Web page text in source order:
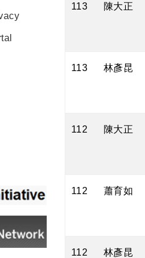
113 陳大正
113 林彥昆
112 陳大正
112 蕭育如
112 林彥昆